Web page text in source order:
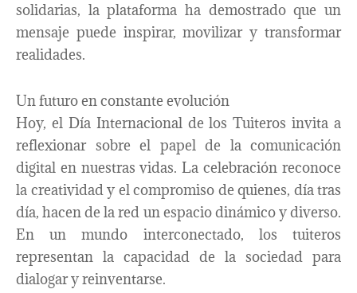
solidarias, la plataforma ha demostrado que un
mensaje puede inspirar, movilizar y transformar
realidades.
Un futuro en constante evolución
Hoy, el Día Internacional de los Tuiteros invita a
reflexionar sobre el papel de la comunicación
digital en nuestras vidas. La celebración reconoce
la creatividad y el compromiso de quienes, día tras
día, hacen de la red un espacio dinámico y diverso.
En un mundo interconectado, los tuiteros
representan la capacidad de la sociedad para
dialogar y reinventarse.